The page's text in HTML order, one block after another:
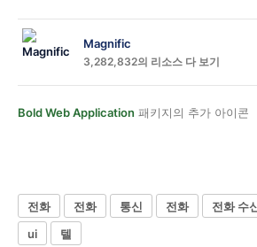
Magnific
3,282,832의 리소스 다 보기
Bold Web Application 패키지의 추가 아이콘
전화 전화 통신 전화 전화 수
ui
텔